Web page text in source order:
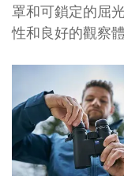
罩和可鎖定的屈
性和良好的觀察體